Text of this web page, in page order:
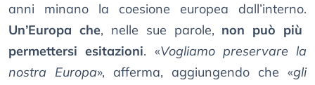
anni minano la coesione europea dall’interno.
Un’Europa che, nelle sue parole, non può più
permettersi esitazioni. «Vogliamo preservare la
nostra Europa», afferma, aggiungendo che «gli